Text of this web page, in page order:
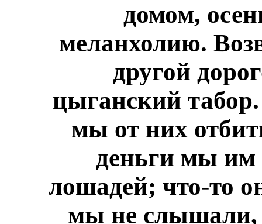
домом,
меланхолию.
другой
цыганский табор.
мы от них
деньги мы им
лошадей; что-то
мы не слышали,